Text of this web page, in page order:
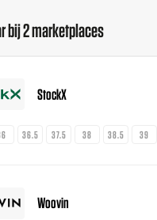
bij 2 marketplaces
StockX
36.5 37.5 38 38.5 39
Woovin